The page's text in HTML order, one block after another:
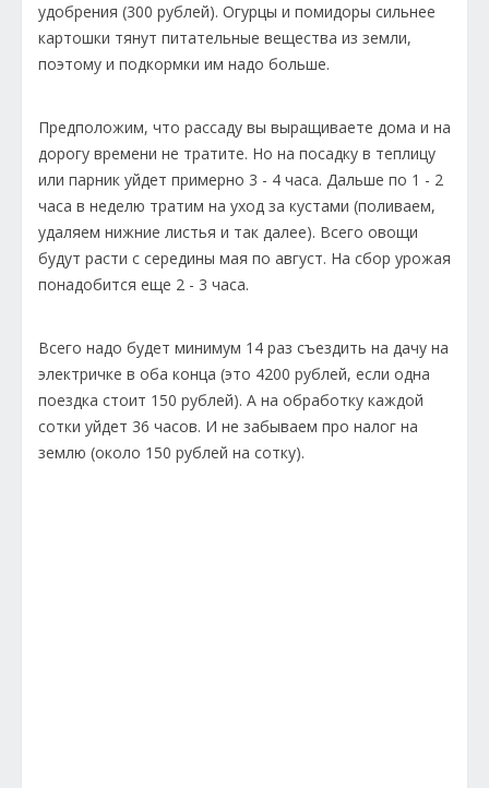
удобрения (300 рублей). Огурцы и помидоры сильнее
картошки тянут питательные вещества из земли,
поэтому и подкормки им надо больше.
Предположим, что рассаду вы выращиваете дома и на
дорогу времени не тратите. Но на посадку в теплицу
или парник уйдет примерно 3 - 4 часа. Дальше по 1 - 2
часа в неделю тратим на уход за кустами (поливаем,
удаляем нижние листья и так далее). Всего овощи
будут расти с середины мая по август. На сбор урожая
понадобится еще 2 - 3 часа.
Всего надо будет минимум 14 раз съездить на дачу на
электричке в оба конца (это 4200 рублей, если одна
поездка стоит 150 рублей). А на обработку каждой
сотки уйдет 36 часов. И не забываем про налог на
землю (около 150 рублей на сотку).